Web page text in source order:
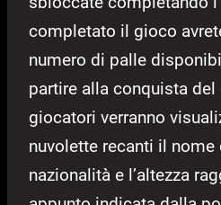
completato il gioco
numero di palle
partire alla conquista
giocatori verranno
nuvolette recanti il nome
nazionalità e l’altezza